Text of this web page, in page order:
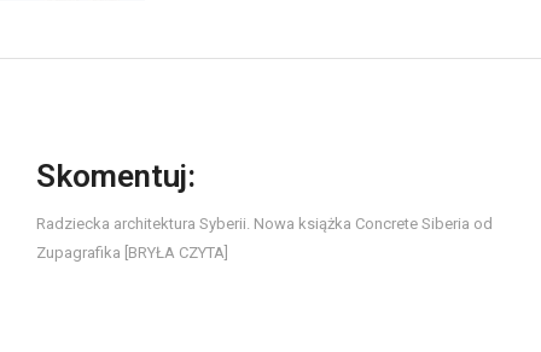
Skomentuj:
Radziecka architektura Syberii. Nowa książka Concrete Siberia od
Zupagrafika [BRYŁA CZYTA]